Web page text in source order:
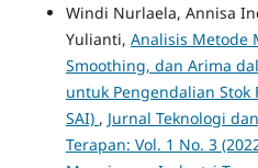
Windi Nurlaela, Annisa
Yulianti, Analisis Metode
Smoothing, dan Arima
untuk Pengendalian Stok
SAI) , Jurnal Teknologi
Terapan: Vol. 1 No. 3